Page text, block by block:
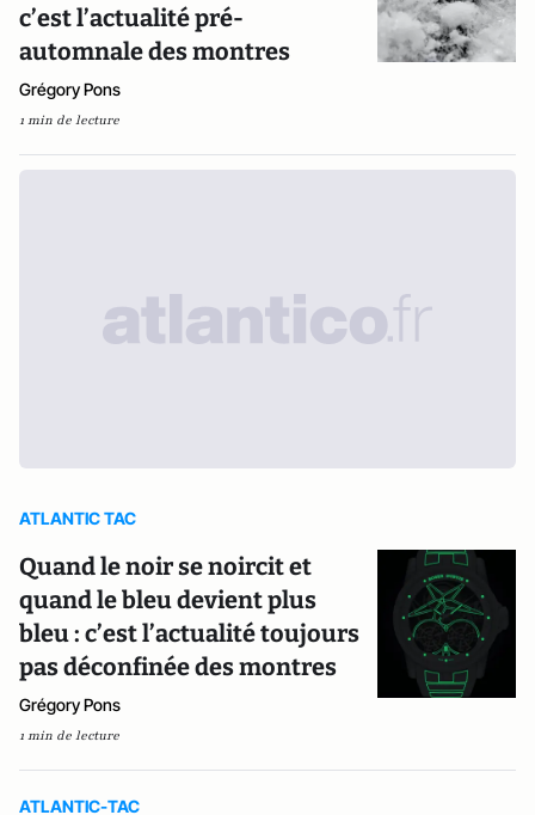
c’est l’actualité pré-
automnale des montres
Grégory Pons
1 min de lecture
ATLANTIC TAC
Quand le noir se noircit et
quand le bleu devient plus
bleu : c’est l’actualité toujours
pas déconfinée des montres
Grégory Pons
1 min de lecture
ATLANTIC-TAC